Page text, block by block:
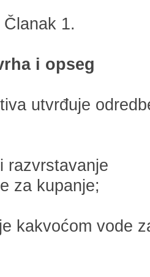
Članak 1.
i opseg
utvrđuje
razvrstavanje
za kupanje;
kakvoćom vode